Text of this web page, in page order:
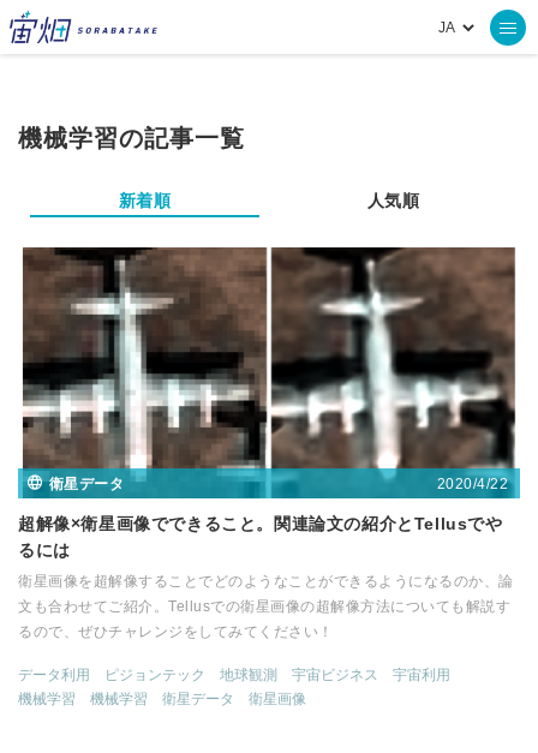
機械学習の記事一覧
新着順 人気順
衛星データ 2020/4/22
超解像×衛星画像でできること。関連論文の紹介とTellusでや
るには
衛星画像を超解像することでどのようなことができるようになるのか、論
文も合わせてご紹介。Tellusでの衛星画像の超解像方法についても解説す
るので、ぜひチャレンジをしてみてください！
データ利用 ピジョンテック 地球観測 宇宙ビジネス
宇宙利用
機械学習
機械学習 衛星データ 衛星画像